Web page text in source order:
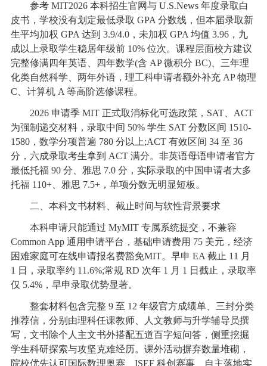
参考 MIT2026 本科招生官网与 U.S.News 年度录取白
皮书，学校没有划定最低录取 GPA 分数线，但本届录取新
生平均加权 GPA 达到 3.9/4.0，未加权 GPA 均值 3.96，九
成以上录取学生稳居年级前 10% 位次。课程层面校方建议
完整修满四年英语、四年数学(含 AP 微积分 BC)、三年理
化类自然科学、两年外语，理工科申请者额外补充 AP 物理
C、计算机 A 等高阶选修课程。
2026 申请季 MIT 正式取消标化可选政策，SAT、ACT
为强制递交材料，录取中间 50% 学生 SAT 分数区间 1510-
1580，数学分项普遍 780 分以上;ACT 有效区间 34 至 36
分，六成录取考生拿到 ACT 满分。非英语母语申请者官方
最低托福 90 分、雅思 7.0 分，实际录取的中国申请者大多
托福 110+、雅思 7.5+，单项分数无明显短板。
二、本科文书材料、截止时间与软性背景要求
本科申请只能通过 MyMIT 专属系统提交，不兼容
Common App 通用申请平台，基础申请费用 75 美元，经济
困难家庭可在线申请报名费豁免MIT。早申 EA 截止 11 月
1 日，录取率约 11.6%;常规 RD 次年 1 月 1 日截止，录取率
仅 5.4%，早申录取优势显著。
整套材料包含完整 9 至 12 年级官方成绩单、三封分类
推荐信，分别由理科任课教师、人文教师与升学辅导员撰
写，文书除个人主文书外搭配五道百字短问答，侧重挖掘
学生科研探索与攻坚克难经历。课外活动摒弃数量堆砌，
院校优先认可国际数理奥赛、ISEF 科创赛事、自主落地实